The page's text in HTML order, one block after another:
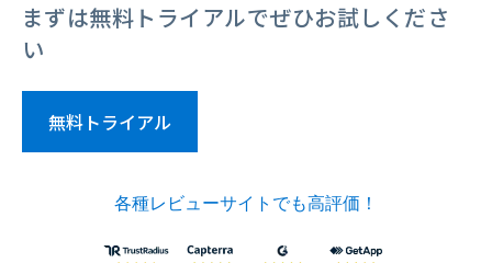
まずは無料トライアルでぜひお試しくださ
い
無料トライアル
各種レビューサイトでも高評価！